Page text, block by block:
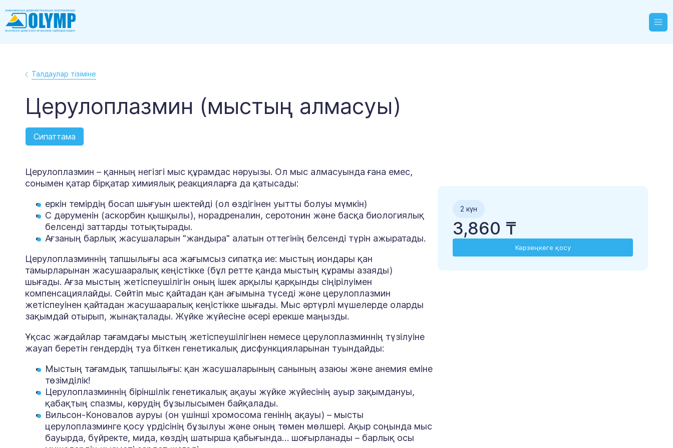
Талдаулар тізіміне
Церулоплазмин (мыстың алмасуы)
Сипаттама
Церулоплазмин – қанның негізгі мыс құрамдас нәруызы. Ол мыс алмасуында ғана емес,
сонымен қатар бірқатар химиялық реакцияларға да қатысады:
еркін темірдің босап шығуын шектейді (ол өздігінен уытты болуы мүмкін)
С дәруменін (аскорбин қышқылы), норадреналин, серотонин және басқа биологиялық
белсенді заттарды тотықтырады.
Ағзаның барлық жасушаларын "жандыра" алатын оттегінің белсенді түрін ажыратады.
Церулоплазминнің тапшылығы аса жағымсыз сипатқа ие: мыстың иондары қан
тамырларынан жасушааралық кеңістікке (бұл ретте қанда мыстың құрамы азаяды)
шығады. Ағза мыстың жетіспеушілігін оның ішек арқылы қарқынды сіңірілуімен
компенсациялайды. Сөйтіп мыс қайтадан қан ағымына түседі және церулоплазмин
жетіспеуінен қайтадан жасушааралық кеңістікке шығады. Мыс әртүрлі мүшелерде оларды
зақымдай отырып, жынақталады. Жүйке жүйесіне әсері ерекше маңызды.
Ұқсас жағдайлар тағамдағы мыстың жетіспеушілігінен немесе церулоплазминнің түзілуіне
жауап беретін гендердің туа біткен генетикалық дисфункцияларынан туындайды:
Мыстың тағамдық тапшылығы: қан жасушаларының санының азаюы және анемия еміне
төзімділік!
Церулоплазминнің біріншілік генетикалық ақауы жүйке жүйесінің ауыр зақымдануы,
қабақтың спазмы, көрудің бұзылысымен байқалады.
Вильсон-Коновалов ауруы (он үшінші хромосома генінің ақауы) – мысты
церулоплазминге қосу үрдісінің бұзылуы және оның төмен мөлшері. Ақыр соңында мыс
бауырда, бүйректе, мида, көздің шатырша қабығында… шоғырланады – барлық осы
2 күн
3,860 ₸
Кәрзеңкеге қосу